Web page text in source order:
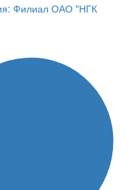
Филиал ОАО "НГК